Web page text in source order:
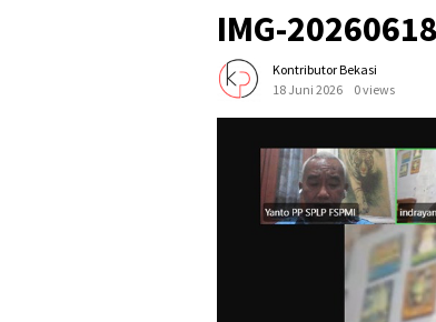
IMG-
Kontributor Bekasi
18 Juni 2026
0 views